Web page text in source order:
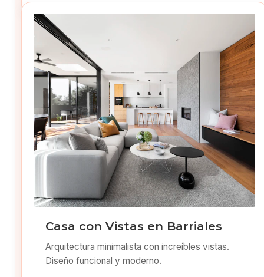
Casa con Vistas en Barriales
Arquitectura minimalista con increíbles vistas.
Diseño funcional y moderno.